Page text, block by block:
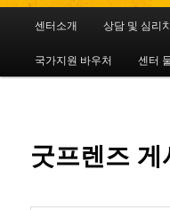
뉴
첫
번
컨
센터소개 상담 및 심리
국가지원 바우처 센터
굿프렌즈